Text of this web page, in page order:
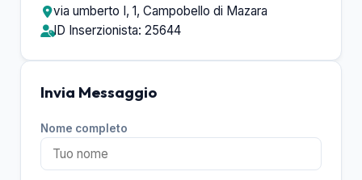
via umberto I, 1, Campobello di Mazara
ID Inserzionista: 25644
Invia Messaggio
Nome completo